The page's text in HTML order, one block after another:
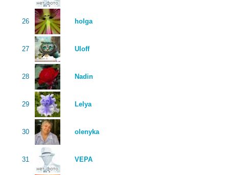
26 holga
27 Uloff
28 Nadin
29 Lelya
30 olenyka
31 VEPA